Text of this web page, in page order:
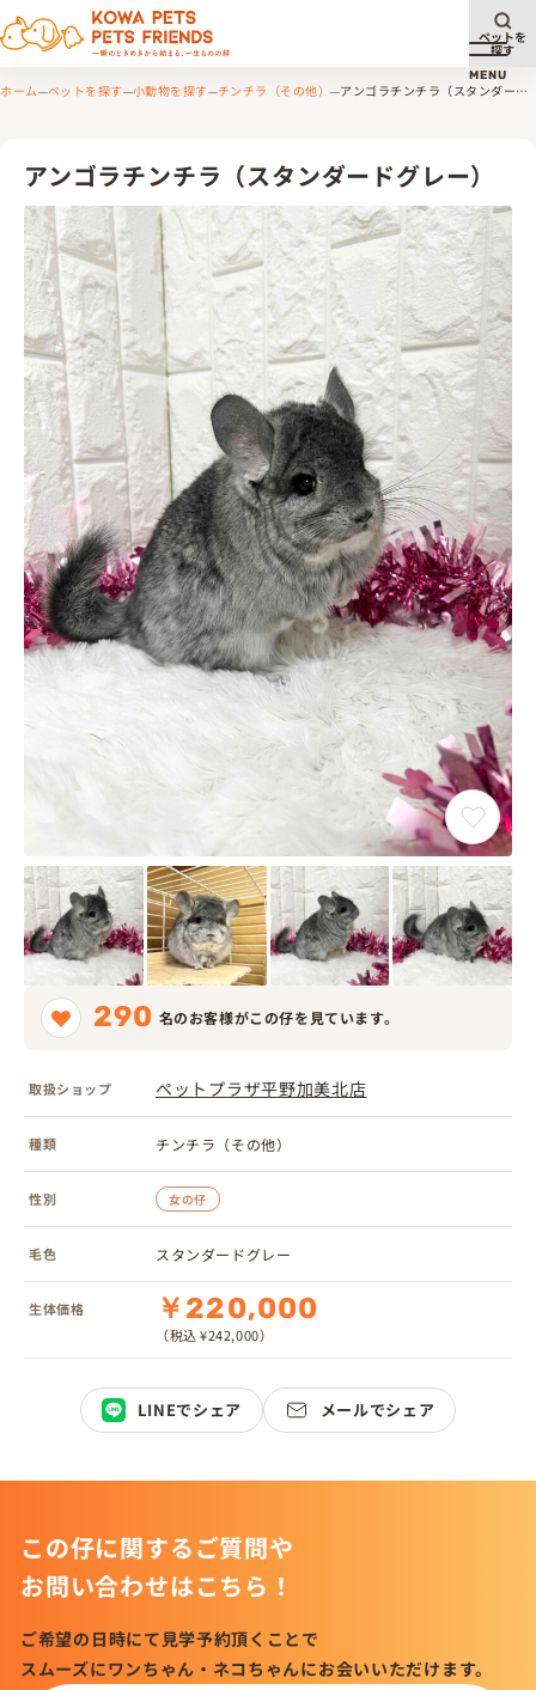
メニ
MENU
ペットを
探す
ホーム ペットを探す 小動物を探す チンチラ（その他）
アンゴラチンチラ（スタンダード
アンゴラチンチラ（スタンダードグレー）
290 名のお客様がこの仔を見ています。
取扱ショップ ペットプラザ平野加美北店
種類 チンチラ（その他）
性別 女の仔
毛色 スタンダードグレー
生体価格 ￥220,000
（税込 ¥242,000）
LINEでシェア メールでシェア
この仔に関するご質問や
お問い合わせはこちら！
ご希望の日時にて見学予約頂くことで
スムーズにワンちゃん・ネコちゃんにお会いいただけます。